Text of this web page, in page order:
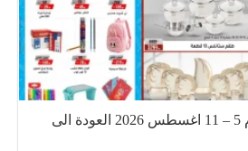
عروض المرشدى اليوم 5 – 11 اغسطس 2026 العودة الى